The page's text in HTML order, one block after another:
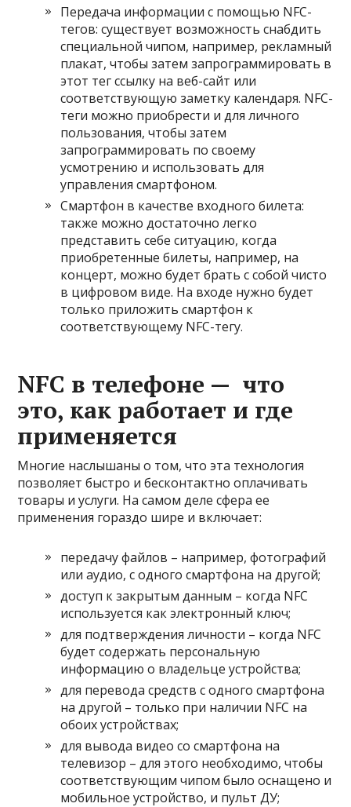
Передача информации с помощью NFC-
тегов: существует возможность снабдить
специальной чипом, например, рекламный
плакат, чтобы затем запрограммировать в
этот тег ссылку на веб-сайт или
соответствующую заметку календаря. NFC-
теги можно приобрести и для личного
пользования, чтобы затем
запрограммировать по своему
усмотрению и использовать для
управления смартфоном.
Смартфон в качестве входного билета:
также можно достаточно легко
представить себе ситуацию, когда
приобретенные билеты, например, на
концерт, можно будет брать с собой чисто
в цифровом виде. На входе нужно будет
только приложить смартфон к
соответствующему NFC-тегу.
NFC в телефоне — что
это, как работает и где
применяется
Многие наслышаны о том, что эта технология
позволяет быстро и бесконтактно оплачивать
товары и услуги. На самом деле сфера ее
применения гораздо шире и включает:
передачу файлов – например, фотографий
или аудио, с одного смартфона на другой;
доступ к закрытым данным – когда NFC
используется как электронный ключ;
для подтверждения личности – когда NFC
будет содержать персональную
информацию о владельце устройства;
для перевода средств с одного смартфона
на другой – только при наличии NFC на
обоих устройствах;
для вывода видео со смартфона на
телевизор – для этого необходимо, чтобы
соответствующим чипом было оснащено и
мобильное устройство, и пульт ДУ;